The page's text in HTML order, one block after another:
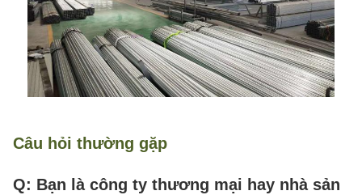
Câu hỏi thường gặp
Q: Bạn là công ty thương mại hay nhà sản